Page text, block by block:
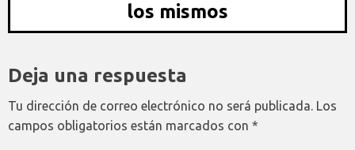
los mismos
Deja una respuesta
Tu dirección de correo electrónico no será publicada. Los
campos obligatorios están marcados con *